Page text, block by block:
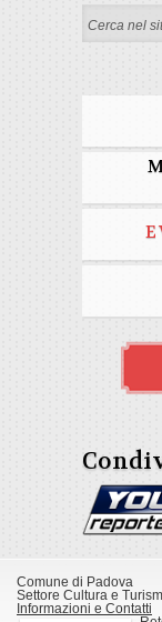
Form
Comune di Padova
Settore Cultura e
Informazioni e Contatti